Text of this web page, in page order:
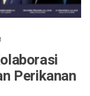
Perikanan